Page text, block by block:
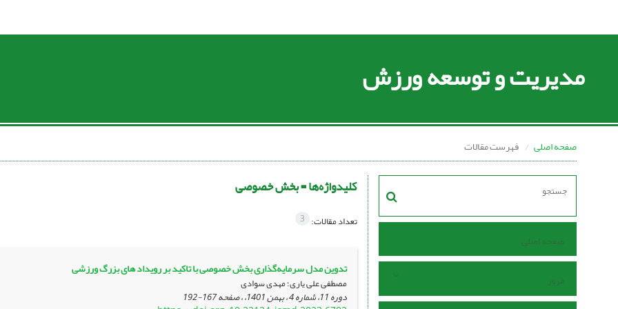
مدیریت و توسعه ورزش
صفحه اصلی فهرست مقالات
صفحه اصلی
مرور
کلیدواژه‌ها =بخش خصوصی
تعداد مقالات: 3
تدوین مدل سرمایه‌گذاری بخش خصوصی با تاکید بر رویداد های بزرگ ورزشی
مصطفی علی یاری؛ مهدی سوادی
دوره 11، شماره 4 ، بهمن 1401، ، صفحه 167-192